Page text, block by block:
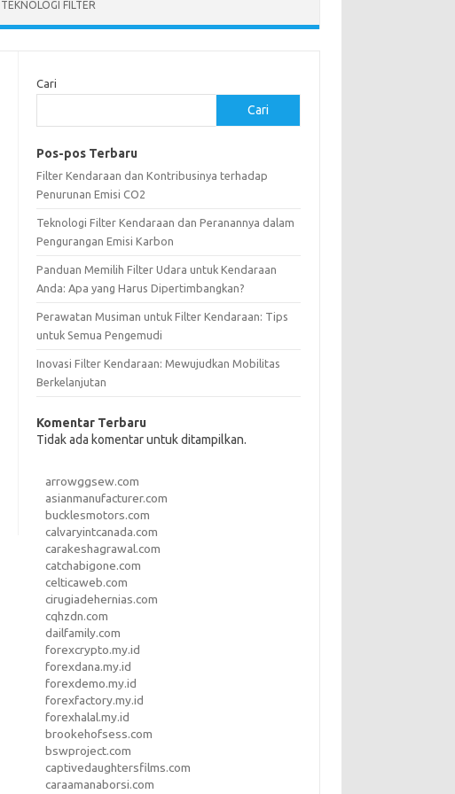
TEKNOLOGI FILTER
Cari
Cari
Pos-pos Terbaru
Filter Kendaraan dan Kontribusinya terhadap
Penurunan Emisi CO2
Teknologi Filter Kendaraan dan Peranannya dalam
Pengurangan Emisi Karbon
Panduan Memilih Filter Udara untuk Kendaraan
Anda: Apa yang Harus Dipertimbangkan?
Perawatan Musiman untuk Filter Kendaraan: Tips
untuk Semua Pengemudi
Inovasi Filter Kendaraan: Mewujudkan Mobilitas
Berkelanjutan
Komentar Terbaru
Tidak ada komentar untuk ditampilkan.
arrowggsew.com
asianmanufacturer.com
bucklesmotors.com
calvaryintcanada.com
carakeshagrawal.com
catchabigone.com
celticaweb.com
cirugiadehernias.com
cqhzdn.com
dailfamily.com
forexcrypto.my.id
forexdana.my.id
forexdemo.my.id
forexfactory.my.id
forexhalal.my.id
brookehofsess.com
bswproject.com
captivedaughtersfilms.com
caraamanaborsi.com